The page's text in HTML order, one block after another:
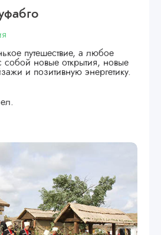
путешествие, а любое
собой новые открытия, новые
и позитивную энергетику.